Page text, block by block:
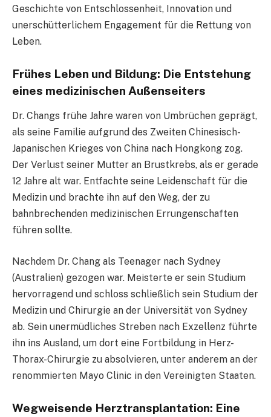
Geschichte von Entschlossenheit, Innovation und
unerschütterlichem Engagement für die Rettung von
Leben.
Frühes Leben und Bildung: Die Entstehung
eines medizinischen Außenseiters
Dr. Changs frühe Jahre waren von Umbrüchen geprägt,
als seine Familie aufgrund des Zweiten Chinesisch-
Japanischen Krieges von China nach Hongkong zog.
Der Verlust seiner Mutter an Brustkrebs, als er gerade
12 Jahre alt war. Entfachte seine Leidenschaft für die
Medizin und brachte ihn auf den Weg, der zu
bahnbrechenden medizinischen Errungenschaften
führen sollte.
Nachdem Dr. Chang als Teenager nach Sydney
(Australien) gezogen war. Meisterte er sein Studium
hervorragend und schloss schließlich sein Studium der
Medizin und Chirurgie an der Universität von Sydney
ab. Sein unermüdliches Streben nach Exzellenz führte
ihn ins Ausland, um dort eine Fortbildung in Herz-
Thorax-Chirurgie zu absolvieren, unter anderem an der
renommierten Mayo Clinic in den Vereinigten Staaten.
Wegweisende Herztransplantation: Eine